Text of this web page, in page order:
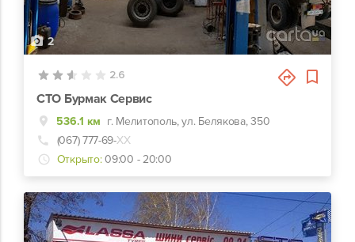
2
2.6
СТО Бурмак Сервис
536.1 км г. Мелитополь, ул. Белякова, 350
(067) 777-69-ХХ
Открыто: 09:00 - 20:00